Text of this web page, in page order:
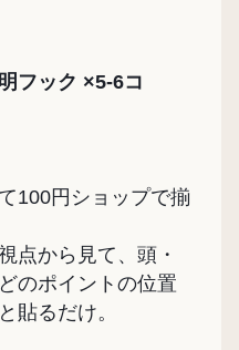
フック ×5-6コ
100円ショップで揃
点から見て、頭・
のポイントの位置
貼るだけ。